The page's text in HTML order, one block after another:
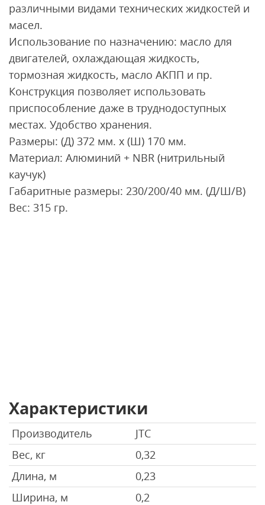
различными видами технических жидкостей и
масел.
Использование по назначению: масло для
двигателей, охлаждающая жидкость,
тормозная жидкость, масло АКПП и пр.
Конструкция позволяет использовать
приспособление даже в труднодоступных
местах. Удобство хранения.
Размеры: (Д) 372 мм. x (Ш) 170 мм.
Материал: Алюминий + NBR (нитрильный
каучук)
Габаритные размеры: 230/200/40 мм. (Д/Ш/В)
Вес: 315 гр.
Характеристики
Производитель
JTC
Вес, кг
0,32
Длина, м
0,23
Ширина, м
0,2